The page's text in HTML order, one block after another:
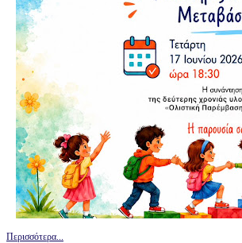
Περισσότερα...